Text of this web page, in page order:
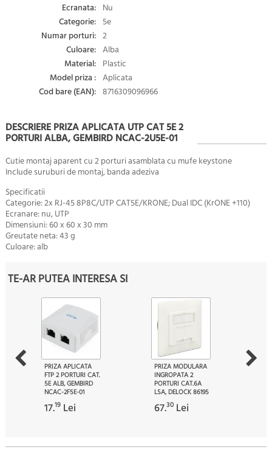
Ecranata: Nu
Categorie: 5e
Numar porturi: 2
Culoare: Alba
Material: Plastic
Model priza : Aplicata
Cod bare (EAN): 8716309096966
DESCRIERE PRIZA APLICATA UTP CAT 5E 2
PORTURI ALBA, GEMBIRD NCAC-2U5E-01
Cutie montaj aparent cu 2 porturi asamblata cu mufe keystone
Include suruburi de montaj, banda adeziva
Specificatii
Categorie: 2x RJ-45 8P8C/UTP CAT5E/KRONE; Dual IDC (KrONE +110)
Ecranare: nu, UTP
Dimensiuni: 60 x 60 x 30 mm
Greutate neta: 43 g
Culoare: alb
TE-AR PUTEA INTERESA SI
PRIZA APLICATA
FTP 2 PORTURI CAT.
5E ALB, GEMBIRD
NCAC-2F5E-01
17.19 Lei
PRIZA MODULARA
INGROPATA 2
PORTURI CAT.6A
LSA, DELOCK 86195
67.30 Lei